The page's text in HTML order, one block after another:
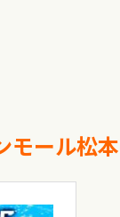
ール松